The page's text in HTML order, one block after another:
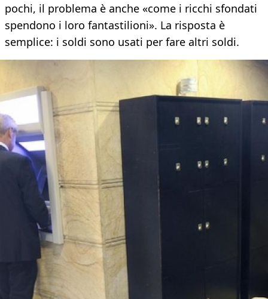
pochi, il problema è anche «come i ricchi sfondati
spendono i loro fantastilioni». La risposta è
semplice: i soldi sono usati per fare altri soldi.